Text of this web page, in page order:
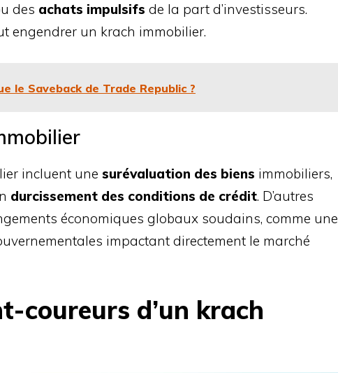
des achats impulsifs de la part d’investisseurs.
engendrer un krach immobilier.
le Saveback de Trade Republic ?
incluent une surévaluation des biens immobiliers,
durcissement des conditions de crédit. D’autres
économiques globaux soudains, comme une
impactant directement le marché
coureurs d’un krach